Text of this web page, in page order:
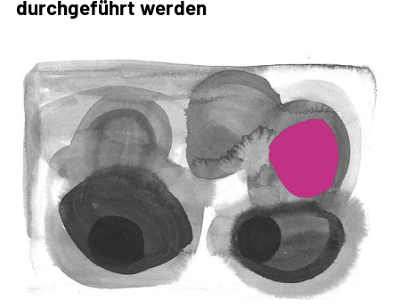
abschaffen
durchgeführt werden